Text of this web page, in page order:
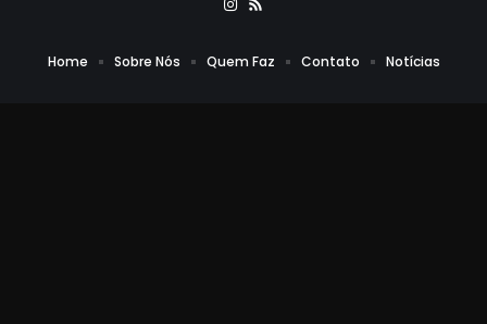
Home Sobre Nós Quem Faz Contato Notícias